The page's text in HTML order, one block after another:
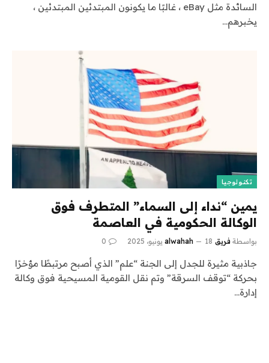
السائدة مثل eBay ، غالبًا ما يكونون المبتدئين المبتدئين ،
يخبرهم…
تكنولوجيا
يمين “نداء إلى السماء” المتطرف فوق
الوكالة الحكومية في العاصمة
بواسطة فريق alwahah 18 يونيو، 2025 0
جاذبية مثيرة للجدل إلى الجنة “علم” الذي أصبح مرتبطًا مؤخرًا
بحركة “توقف السرقة” وتم نقل القومية المسيحية فوق وكالة
إدارة…